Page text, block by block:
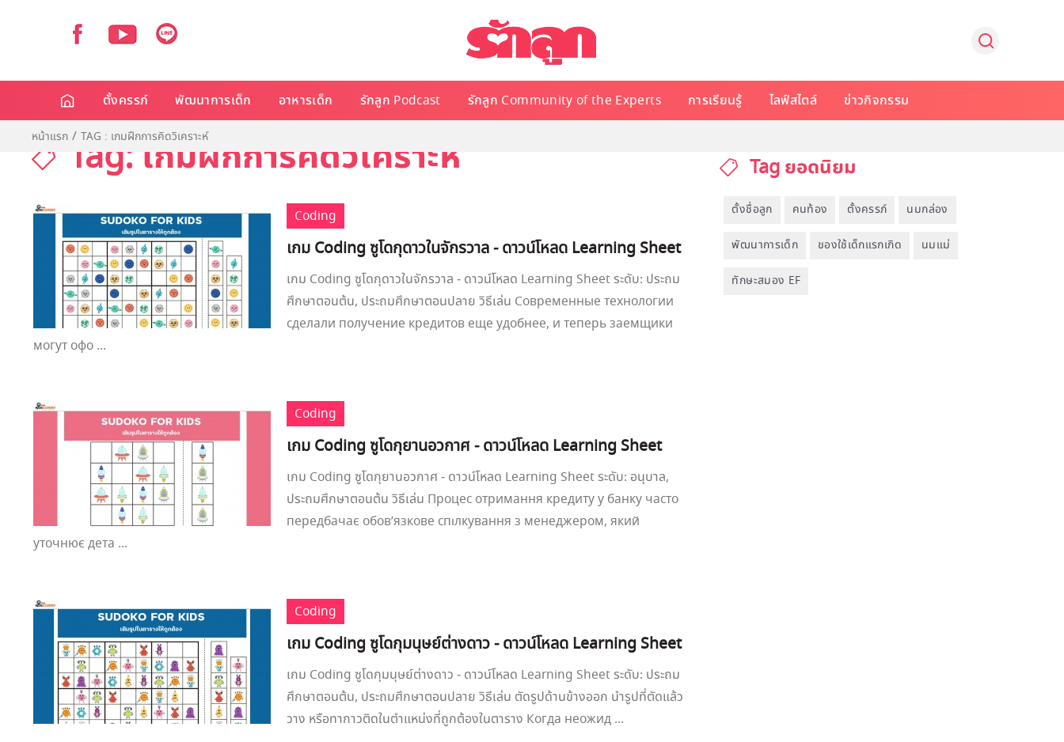
ตั้งครรภ์ พัฒนาการเด็ก อาหารเด็ก รักลูก Podcast รักลูก Community of the Experts การเรียนรู้ ไลฟ์สไตล์ ข่าวกิจกรรม
หน้าแรก TAG : เกมฝึกการคิดวิเคราะห์
Tag: เกมฝึกการคิดวิเคราะห์
Coding
เกม Coding ซูโดกุดาวในจักรวาล - ดาวน์โหลด Learning Sheet
เกม Coding ซูโดกุดาวในจักรวาล - ดาวน์โหลด Learning Sheet ระดับ: ประถม
ศึกษาตอนต้น, ประถมศึกษาตอนปลาย วิธีเล่น Современные технологии
сделали получение кредитов еще удобнее, и теперь заемщики
могут офо ...
Coding
เกม Coding ซูโดกุยานอวกาศ - ดาวน์โหลด Learning Sheet
เกม Coding ซูโดกุยานอวกาศ - ดาวน์โหลด Learning Sheet ระดับ: อนุบาล,
ประถมศึกษาตอนต้น วิธีเล่น Процес отримання кредиту у банку часто
передбачає обов’язкове спілкування з менеджером, який
уточнює дета ...
Coding
เกม Coding ซูโดกุมนุษย์ต่างดาว - ดาวน์โหลด Learning Sheet
เกม Coding ซูโดกุมนุษย์ต่างดาว - ดาวน์โหลด Learning Sheet ระดับ: ประถม
ศึกษาตอนต้น, ประถมศึกษาตอนปลาย วิธีเล่น ตัดรูปด้านข้างออก นำรูปที่ตัดแล้ว
วาง หรือทากาวติดในตำแหน่งที่ถูกต้องในตาราง Когда неожид ...
Tag ยอดนิยม
ตั้งชื่อลูก คนท้อง ตั้งครรภ์ นมกล่อง
พัฒนาการเด็ก ของใช้เด็กแรกเกิด นมแม่
ทักษะสมอง EF